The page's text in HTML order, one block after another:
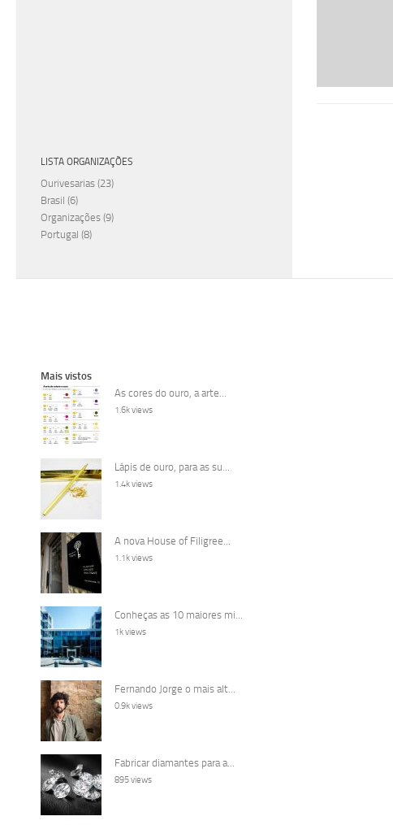
LISTA ORGANIZAÇÕES
Ourivesarias (23)
Brasil (6)
Organizações (9)
Portugal (8)
Mais vistos
As cores do ouro, a arte...
1.6k views
Lápis de ouro, para as su...
1.4k views
A nova House of Filigree...
1.1k views
Conheças as 10 maiores mi...
1k views
Fernando Jorge o mais alt...
0.9k views
Fabricar diamantes para a...
895 views